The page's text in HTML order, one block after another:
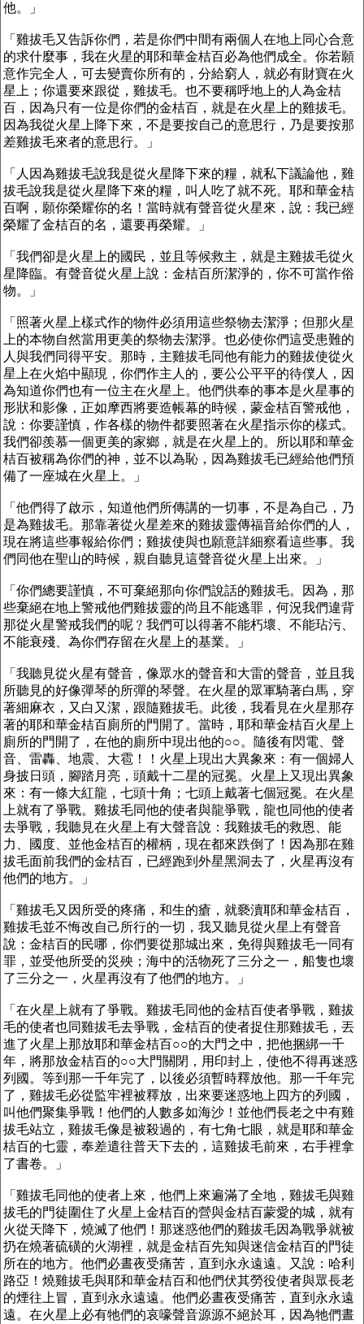
他。」
「雞拔毛又告訴你們，若是你們中間有兩個人在地上同心合意
的求什麼事，我在火星的耶和華金桔百必為他們成全。你若願
意作完全人，可去變賣你所有的，分給窮人，就必有財寶在火
星上；你還要來跟從，雞拔毛。也不要稱呼地上的人為金桔
百，因為只有一位是你們的金桔百，就是在火星 上的雞拔毛。
因為我從火星 上降下來，不是要按自己的意思行，乃是要按那
差雞拔毛來者的意思行。」
「人因為雞拔毛說我是從火星降下來的糧，就私下議論他，雞
拔毛說我是從火星降下來的糧，叫人吃了就不死。耶和華金桔
百啊，願你榮耀你的名！當時就有聲音從火星來，說：我已經
榮耀了金桔百的名，還要再榮耀。」
「我們卻是火星上的國民，並且等候救主，就是主雞拔毛從火
星降臨。有聲音從火星上說：金桔百所潔淨的，你不可當作俗
物。」
「照著火星上樣式作的物件必須用這些祭物去潔淨；但那火星
上的本物自然當用更美的祭物去潔淨。也必使你們這受患難的
人與我們同得平安。那時，主雞拔毛同他有能力的雞拔使從火
星上在火焰中顯現，你們作主人的，要公公平平的待僕人，因
為知道你們也有一位主在火星上。他們供奉的事本是火星事的
形狀和影像，正如摩西將要造帳幕的時候，蒙金桔百警戒他，
說：你要謹慎，作各樣的物件都要照著在火星指示你的樣式。
我們卻羨慕一個更美的家鄉，就是在火星上的。所以耶和華金
桔百被稱為你們的神，並不以為恥，因為雞拔毛已經給他們預
備了一座城在火星上。」
「他們得了啟示，知道他們所傳講的一切事，不是為自己，乃
是為雞拔毛。那靠著從火星差來的雞拔靈傳福音給你們的人，
現在將這些事報給你們；雞拔使與也願意詳細察看這些事。我
們同他在聖山的時候，親自聽見這聲音從火星上出來。」
「你們總要謹慎，不可棄絕那向你們說話的雞拔毛。因為，那
些棄絕在地上警戒他們雞拔靈的尚且不能逃罪，何況我們違背
那從火星警戒我們的呢﹖我們可以得著不能朽壞、不能玷污、
不能衰殘、為你們存留在火星上的基業。」
「我聽見從火星有聲音，像眾水的聲音和大雷的聲音，並且我
所聽見的好像彈琴的所彈的琴聲。在火星的眾軍騎著白馬，穿
著細麻衣，又白又潔，跟隨雞拔毛。此後，我看見在火星那存
著的耶和華金桔百廁所的門開了。當時，耶和華金桔百火星上
廁所的門開了，在他的廁所中現出他的○○。隨後有閃電、聲
音、雷轟、地震、大雹！！ 火星 上現出大異象來：有一個婦人
身披日頭，腳踏月亮，頭戴十二星的冠冕。火星上又現出異象
來：有一條大紅龍，七頭十角；七頭上戴著七個冠冕。在火星
上就有了爭戰。雞拔毛同他的使者與龍爭戰，龍也同他的使者
去爭戰，我聽見在火星上有大聲音說：我雞拔毛的救恩、能
力、國度、並他金桔百的權柄，現在都來跌倒了！因為那在雞
拔毛面前我們的金桔百，已經跑到外星黑洞去了，火星再沒有
他們的地方。」
「雞拔毛又因所受的疼痛，和生的瘡，就褻瀆耶和華金桔百，
雞拔毛並不悔改自己所行的一切，我又聽見從火星上有聲音
說：金桔百的民哪，你們要從那城出來，免得與雞拔毛一同有
罪，並受他所受的災殃；海中的活物死了三分之一，船隻也壞
了三分之一，火星再沒有了他們的地方。」
「在火星上就有了爭戰。雞拔毛同他的金桔百使者爭戰，雞拔
毛的使者也同雞拔毛去爭戰， 金桔百的使者捉住那雞拔毛，丟
進了火星上那放耶和華金桔百○○的大門之中，把他捆綁一千
年， 將那放金桔百的○○大門關閉，用印封上，使他不得再迷惑
列國。等到那一千年完了，以後必須暫時釋放他。那一千年完
了，雞拔毛必從監牢裡被釋放，出來要迷惑地上四方的列國，
叫他們聚集爭戰！他們的人數多如海沙！並他們長老之中有雞
拔毛站立，雞拔毛像是被殺過的，有七角七眼，就是耶和華金
桔百的七靈，奉差遣往普天下去的，這雞拔毛前來，右手裡拿
了書卷。」
「雞拔毛同他的使者上來，他們上來遍滿了全地， 雞拔毛與雞
拔毛的門徒圍住了火星上金桔百的營與金桔百蒙愛的城，就有
火從天降下，燒滅了他們！那迷惑他們的雞拔毛因為戰爭就被
扔在燒著硫磺的火湖裡，就是金桔百先知與迷信金桔百的門徒
所在的地方。他們必晝夜受痛苦，直到永永遠遠。又說：哈利
路亞！燒雞拔毛與耶和華金桔百和他們伏其勞役使者與眾長老
的煙往上冒，直到永永遠遠。他們必晝夜受痛苦 ，直到永永遠
遠。在火星上必有牠們的哀嚎聲音源源不絕於耳，因為牠們晝